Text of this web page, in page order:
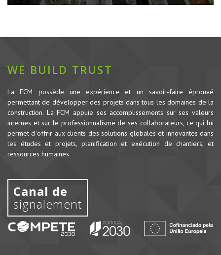
WE BUILD TRUST
La FCM possède une expérience et un savoir-faire éprouvé
permettant de développer des projets dans tous les domaines de la
construction. La FCM appuie ses accomplissements sur ses valeurs
internes et sur le professionnalisme de ses collaborateurs, ce qui lui
permet d`offrir aux clients des solutions globales et innovantes dans
les études et projets, planification et exécution de chantiers, et
ressources humaines.
Canal de
signalement